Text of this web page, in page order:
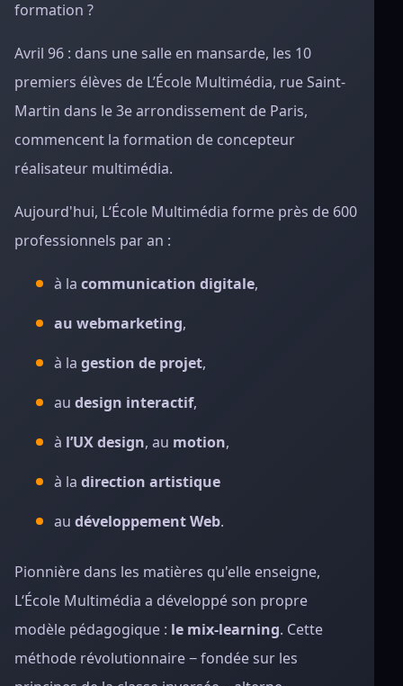
formation ?
Avril 96 : dans une salle en mansarde, les 10
premiers élèves de L’École Multimédia, rue Saint-
Martin dans le 3e arrondissement de Paris,
commencent la formation de concepteur
réalisateur multimédia.
Aujourd'hui, L‘École Multimédia forme près de 600
professionnels par an :
à la communication digitale,
au webmarketing,
à la gestion de projet,
au design interactif,
à l’UX design, au motion,
à la direction artistique
au développement Web.
Pionnière dans les matières qu'elle enseigne,
L‘École Multimédia a développé son propre
modèle pédagogique : le mix-learning. Cette
méthode révolutionnaire − fondée sur les